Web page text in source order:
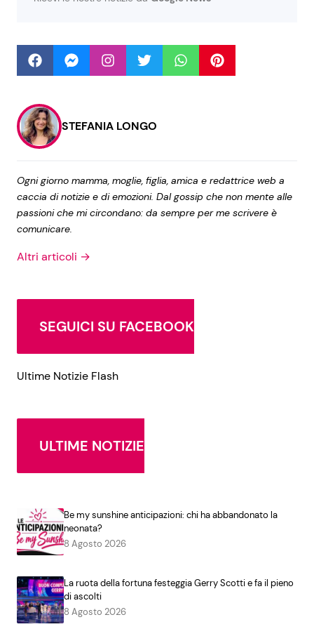
Seguici
Info
Disclaimer e Privacy
Redazione
Contattaci
Pubblicità
STEFANIA LONGO
Ogni giorno mamma, moglie, figlia, amica e redattrice web a
caccia di notizie e di emozioni. Dal gossip che non mente alle
passioni che mi circondano: da sempre per me scrivere è
comunicare.
Altri articoli →
SEGUICI SU FACEBOOK
Ultime Notizie Flash
ULTIME NOTIZIE
Be my sunshine anticipazioni: chi ha abbandonato la
neonata?
8 Agosto 2026
La ruota della fortuna festeggia Gerry Scotti e fa il pieno
di ascolti
8 Agosto 2026